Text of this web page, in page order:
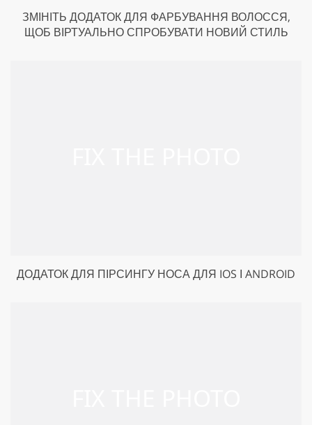
ЗМІНІТЬ ДОДАТОК ДЛЯ ФАРБУВАННЯ ВОЛОССЯ,
ЩОБ ВІРТУАЛЬНО СПРОБУВАТИ НОВИЙ СТИЛЬ
ДОДАТОК ДЛЯ ПІРСИНГУ НОСА ДЛЯ IOS І ANDROID